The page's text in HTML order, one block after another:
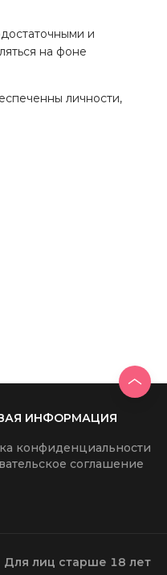
и
на фоне
личности,
и широкие жесты.
ИНФОРМАЦИЯ
конфиденциальности
соглашение
Для лиц старше 18 лет